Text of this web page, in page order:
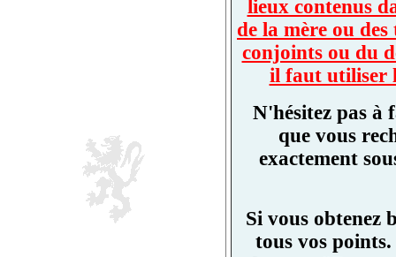
lieux contenus
de la mère ou
conjoints ou du
il faut utiliser
N'hésitez pas à
que vous
exactement
Si vous obtenez
tous vos